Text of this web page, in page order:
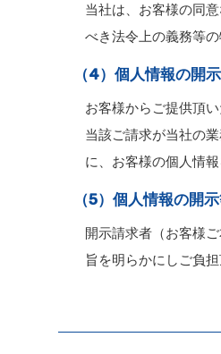
当社は、お客様の同
べき法令上の義務等
（4）個人情報の開
お客様からご提供頂
当該ご請求が当社の
に、お客様の個人情
（5）個人情報の開
開示請求者（お客様
旨を明らかにしご負